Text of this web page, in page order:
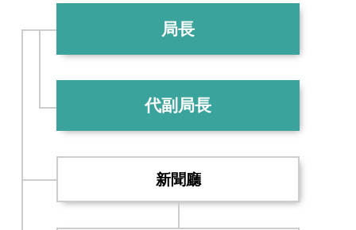
局長
代副局長
新聞廳